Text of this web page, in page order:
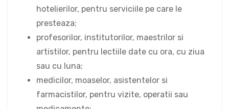
hotelierilor, pentru serviciile pe care le
presteaza;
profesorilor, institutorilor, maestrilor si
artistilor, pentru lectiile date cu ora, cu ziua
sau cu luna;
medicilor, moaselor, asistentelor si
farmacistilor, pentru vizite, operatii sau